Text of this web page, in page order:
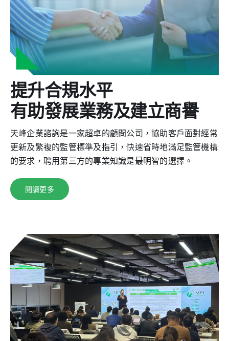
提升合規水平
有助發展業務及建立商譽
天峰企業諮詢是一家超卓的顧問公司，協助客戶面對經常
更新及繁複的監管標準及指引，快速省時地滿足監管機構
的要求，聘用第三方的專業知識是最明智的選擇。
閱讀更多